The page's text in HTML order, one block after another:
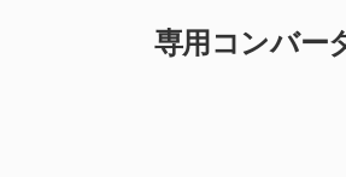
専用コンバー